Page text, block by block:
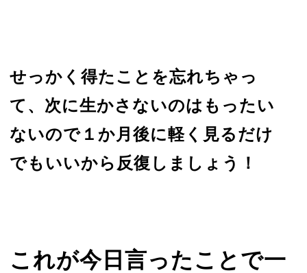
せっかく得たことを忘れちゃっ
て、次に生かさないのはもったい
ないので１か月後に軽く見るだけ
でもいいから反復しましょう！
これが今日言ったことで一